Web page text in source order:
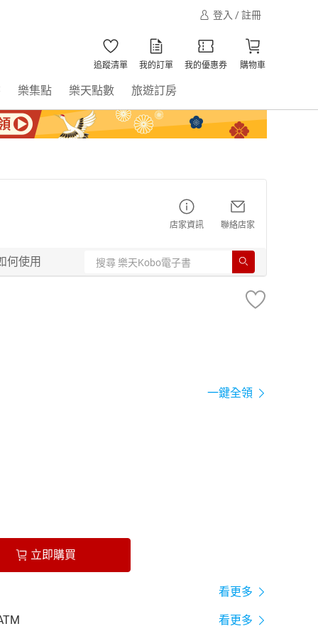
登入 / 註冊
追蹤清單 我的訂單 我的優惠券 購物車
樂集點 樂天點數 旅遊訂房
店家資訊 聯絡店家
何使用
一鍵全領
立即購買
看更多
看更多